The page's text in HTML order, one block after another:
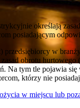
określają
posiadającym
przedsiębiorcy w
obrotu hurtowego
Na tym tle pojawia się
którzy nie
w miejscu lub